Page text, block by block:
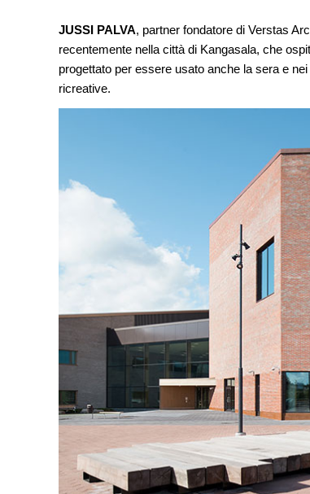
JUSSI PALVA, partner fondatore di Verstas
recentemente nella città di Kangasala, che
progettato per essere usato anche la sera e
ricreative.